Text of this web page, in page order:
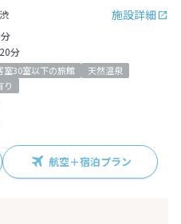
施設詳細
渋
分
室30室以下の旅館
天然温泉
り
航空＋宿泊プラン